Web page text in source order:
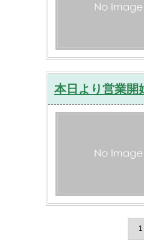
本日より営業開
1